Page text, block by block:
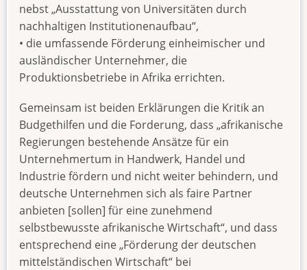
nebst „Ausstattung von Universitäten durch
nachhaltigen Institutionenaufbau“,
• die umfassende Förderung einheimischer und
ausländischer Unternehmer, die
Produktionsbetriebe in Afrika errichten.
Gemeinsam ist beiden Erklärungen die Kritik an
Budgethilfen und die Forderung, dass „afrikanische
Regierungen bestehende Ansätze für ein
Unternehmertum in Handwerk, Handel und
Industrie fördern und nicht weiter behindern, und
deutsche Unternehmen sich als faire Partner
anbieten [sollen] für eine zunehmend
selbstbewusste afrikanische Wirtschaft“, und dass
entsprechend eine „Förderung der deutschen
mittelständischen Wirtschaft“ bei